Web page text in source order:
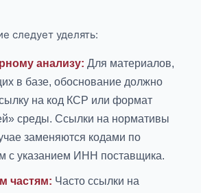
следует уделять:
анализу: Для материалов,
в базе, обоснование должно
на код КСР или формат
среды. Ссылки на нормативы
заменяются кодами по
с указанием ИНН поставщика.
частям: Часто ссылки на